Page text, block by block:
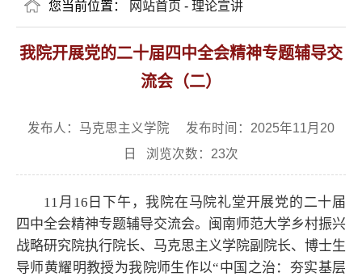
您当前位置： 网站首页 - 理论宣讲
我院开展党的二十届四中全会精神专题辅导交
流会（二）
发布人：马克思主义学院 发布时间：2025年11月20
日 浏览次数： 23次
11月16日下午，我院在马院礼堂开展党的二十届
四中全会精神专题辅导交流会。闽南师范大学乡村振兴
战略研究院执行院长、马克思主义学院副院长、博士生
导师黄耀明教授为我院师生作以“中国之治：夯实基层